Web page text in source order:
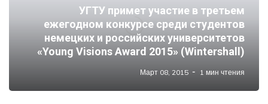
УГТУ примет участие в третьем
ежегодном конкурсе среди студентов
немецких и российских университетов
«Young Visions Award 2015» (Wintershall)
Март 08, 2015 1 мин чтения